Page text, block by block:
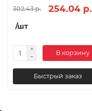
302.43 р. 254.04 р.
/шт
В корзину
Быстрый заказ